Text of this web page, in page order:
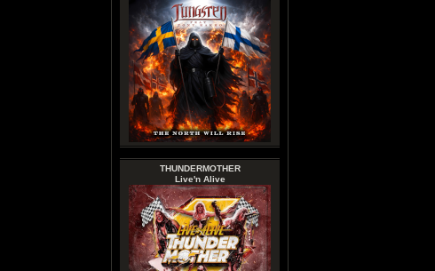
THUNDERMOTHER
Live'n Alive